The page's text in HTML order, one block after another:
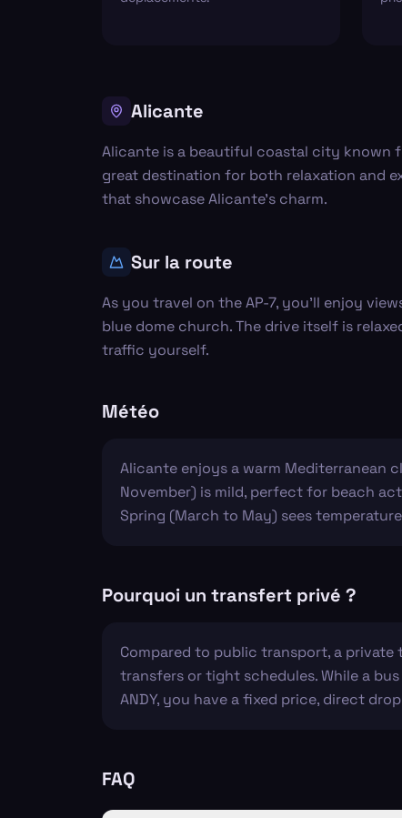
Alicante
Alicante is a beautiful coastal city known
great destination for both relaxation and
that showcase Alicante's charm.
Sur la route
As you travel on the AP-7, you’ll enjoy
blue dome church. The drive itself is
traffic yourself.
Météo
Alicante enjoys a warm Mediterranean
November) is mild, perfect for beach
Spring (March to May) sees
Pourquoi un transfert privé ?
Compared to public transport, a
transfers or tight schedules. While a
ANDY, you have a fixed price, direct
FAQ